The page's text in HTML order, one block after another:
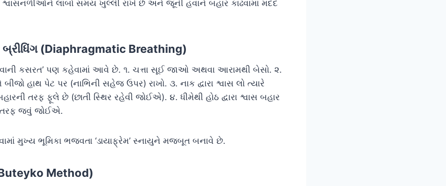
લાંબો સમય ખુલ્લી રાખે છે અને જૂની હવાને બહાર કાઢવામાં મદદ
બ્રીધિંગ (Diaphragmatic Breathing)
કસરત’ પણ કહેવામાં આવે છે. ૧. ચત્તા સૂઈ જાઓ અથવા આરામથી બેસો. ૨.
હાથ પેટ પર (નાભિની સહેજ ઉપર) રાખો. ૩. નાક દ્વારા શ્વાસ લો ત્યારે
તરફ ફૂલે છે (છાતી સ્થિર રહેવી જોઈએ). ૪. ધીમેથી હોઠ દ્વારા શ્વાસ બહાર
તરફ જવું જોઈએ.
મુખ્ય ભૂમિકા ભજવતા ‘ડાયાફ્રેમ’ સ્નાયુને મજબૂત બનાવે છે.
Method)